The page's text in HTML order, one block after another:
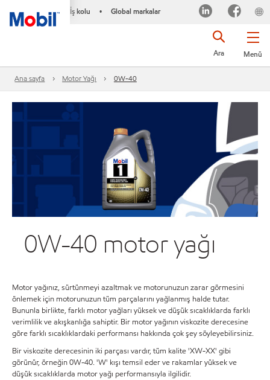
İş kolu • Global markalar
Menü
Ara
Ana sayfa Motor Yağı 0W-40
0W-40 motor yağı
Motor yağınız, sürtünmeyi azaltmak ve motorunuzun zarar görmesini
önlemek için motorunuzun tüm parçalarını yağlanmış halde tutar.
Bununla birlikte, farklı motor yağları yüksek ve düşük sıcaklıklarda farklı
verimlilik ve akışkanlığa sahiptir. Bir motor yağının viskozite derecesine
göre farklı sıcaklıklardaki performansı hakkında çok şey söyleyebilirsiniz.
Bir viskozite derecesinin iki parçası vardır, tüm kalite 'XW-XX' gibi
görünür, örneğin 0W-40. 'W' kışı temsil eder ve rakamlar yüksek ve
düşük sıcaklıklarda motor yağı performansıyla ilgilidir.